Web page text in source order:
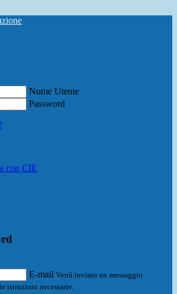
Nome Utente
Password
con CIE
E-mail Verrà inviato un messaggio
istruzioni necessarie.